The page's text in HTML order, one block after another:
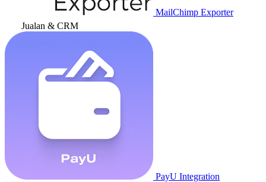
MailChimp Exporter
Jualan & CRM
PayU Integration